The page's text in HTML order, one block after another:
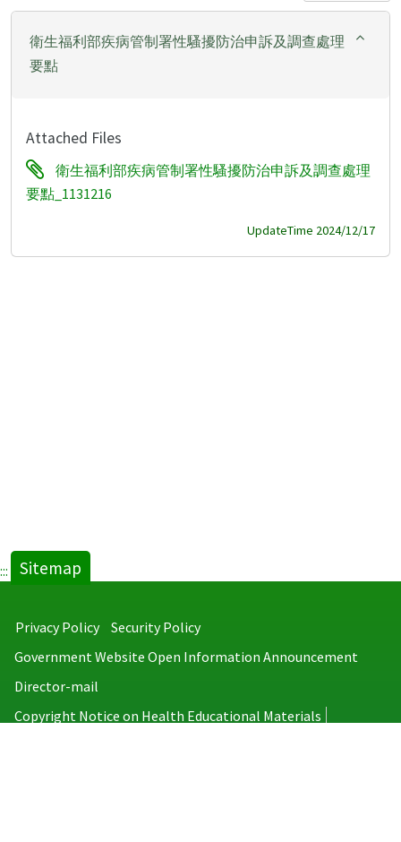
衛生福利部疾病管制署性騷擾防治申訴及調查處理
要點
Attached Files
衛生福利部疾病管制署性騷擾防治申訴及調查處理
要點_1131216
UpdateTime 2024/12/17
::: Sitemap
Privacy Policy
Security Policy
Government Website Open Information Announcement
Director-mail
Copyright Notice on Health Educational Materials